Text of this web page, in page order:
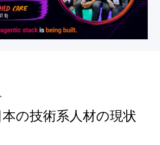
の技術系人材の現状